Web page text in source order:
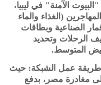
الآمنة" في ليبيا،
(الغذاء والماء
الصناعية وبطاقات
الرحلات وتحديد
المتوسط.
طريقة عمل الشبكة: حيث
مغادرة مصر، بدفع